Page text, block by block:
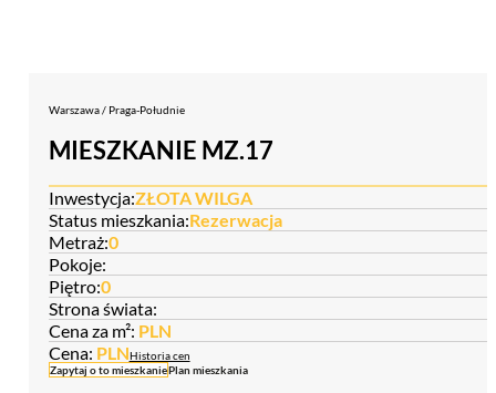
Warszawa / Praga-Południe
MIESZKANIE MZ.17
Inwestycja:ZŁOTA WILGA
Status mieszkania:Rezerwacja
Metraż:0
Pokoje:
Piętro:0
Strona świata:
Cena za m²: PLN
Cena: PLNHistoria cen
Zapytaj o to mieszkaniePlan mieszkania